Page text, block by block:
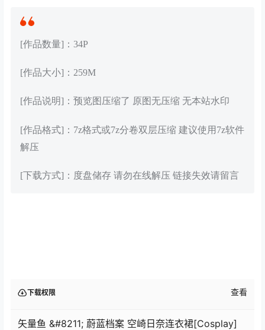
[作品数量]：34P
[作品大小]：259M
[作品说明]：预览图压缩了 原图无压缩 无本站水印
[作品格式]：7z格式或7z分卷双层压缩 建议使用7z软件
解压
[下载方式]：度盘储存 请勿在线解压 链接失效请留言
下载权限 查看
矢量鱼 &#8211; 蔚蓝档案 空崎日奈连衣裙[Cosplay]